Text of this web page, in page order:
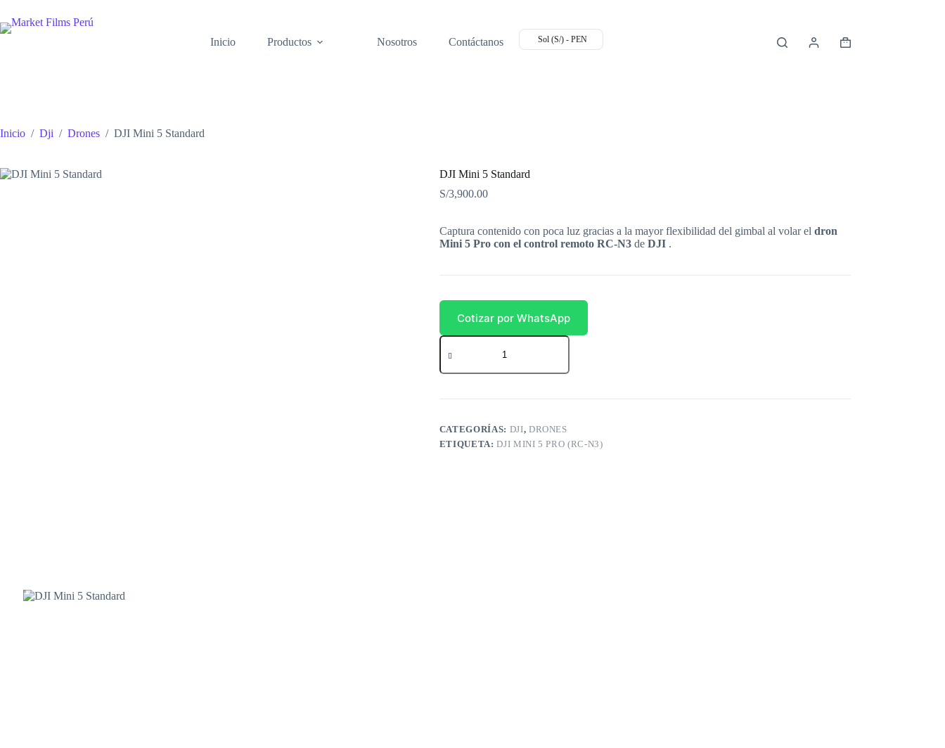
contenido
Inicio
Productos Nosotros Contáctanos Sol (S/) - PEN
Shopping
Inicio / Dji / Drones / DJI Mini 5 Standard
DJI Mini 5 Standard
S/3,900.00
Captura contenido con poca luz gracias a la mayor flexibilidad del gimbal al volar el dron
Mini 5 Pro con el control remoto RC-N3de DJI.
Cotizar por WhatsApp
DJI
Mini
Standard
CATEGORÍAS: DJI, DRONES
ETIQUETA:DJI MINI 5 PRO (RC-N3)